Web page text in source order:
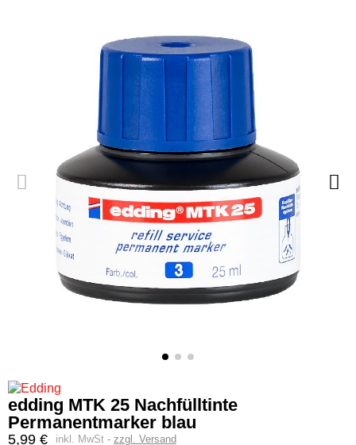
edding MTK 25 Nachfülltinte
Permanentmarker blau
5,99 € inkl. MwSt zzgl. Versand